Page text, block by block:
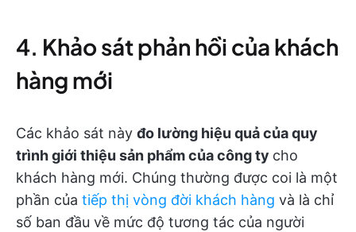
4. Khảo sát phản hồi của khách
hàng mới
Các khảo sát này đo lường hiệu quả của quy
trình giới thiệu sản phẩm của công ty cho
khách hàng mới. Chúng thường được coi là một
phần của tiếp thị vòng đời khách hàng và là chỉ
số ban đầu về mức độ tương tác của người